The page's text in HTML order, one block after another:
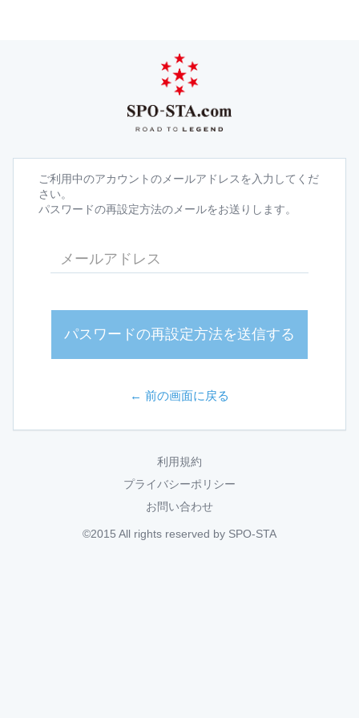
ご利用中のアカウントのメールアドレスを入力してくだ
さい。
パスワードの再設定方法のメールをお送りします。
パスワードの再設定方法を送信する
← 前の画面に戻る
利用規約
プライバシーポリシー
お問い合わせ
©2015 All rights reserved by SPO-STA